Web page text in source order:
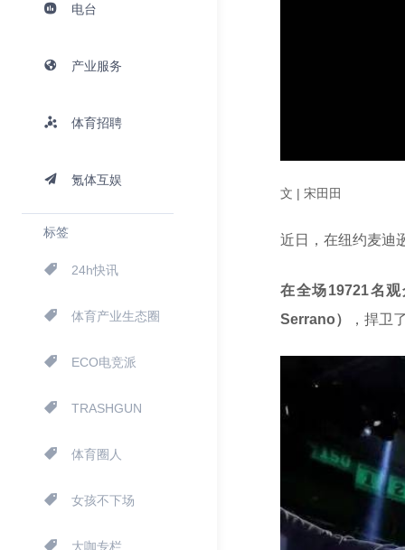
电台
产业服务
体育招聘
氪体互娱
标签
24h快讯
体育产业生态圈
ECO电竞派
TRASHGUN
体育圈人
女孩不下场
大咖专栏
文 | 宋田田
近日，在纽约麦迪
在全场19721名
Serrano）
，捍卫